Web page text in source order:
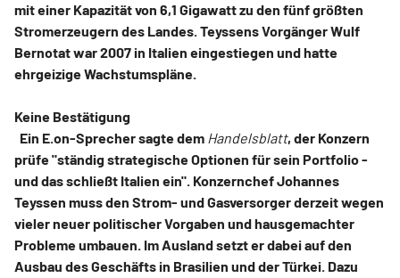
mit einer Kapazität von 6,1 Gigawatt zu den fünf größten
Stromerzeugern des Landes. Teyssens Vorgänger Wulf
Bernotat war 2007 in Italien eingestiegen und hatte
ehrgeizige Wachstumspläne.
Keine Bestätigung
Ein E.on-Sprecher sagte dem Handelsblatt, der Konzern
prüfe "ständig strategische Optionen für sein Portfolio -
und das schließt Italien ein". Konzernchef Johannes
Teyssen muss den Strom- und Gasversorger derzeit wegen
vieler neuer politischer Vorgaben und hausgemachter
Probleme umbauen. Im Ausland setzt er dabei auf den
Ausbau des Geschäfts in Brasilien und der Türkei. Dazu